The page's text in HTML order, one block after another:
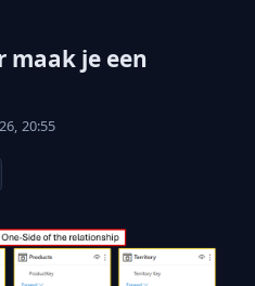
maak je een
20:55